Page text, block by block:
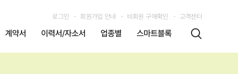
계약서 이력서/자소서 업종별 스마트블록
로그인 회원가입 안내 비회원 구매확인 고객센터